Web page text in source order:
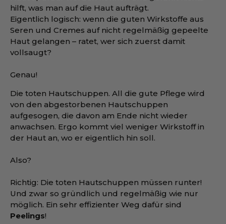
hilft, was man auf die Haut aufträgt.
Eigentlich logisch: wenn die guten Wirkstoffe aus
Seren und Cremes auf nicht regelmäßig gepeelte
Haut gelangen – ratet, wer sich zuerst damit
vollsaugt?
Genau!
Die toten Hautschuppen. All die gute Pflege wird
von den abgestorbenen Hautschuppen
aufgesogen, die davon am Ende nicht wieder
anwachsen. Ergo kommt viel weniger Wirkstoff in
der Haut an, wo er eigentlich hin soll.
Also?
Richtig: Die toten Hautschuppen müssen runter!
Und zwar so gründlich und regelmäßig wie nur
möglich. Ein sehr effizienter Weg dafür sind
Peelings!